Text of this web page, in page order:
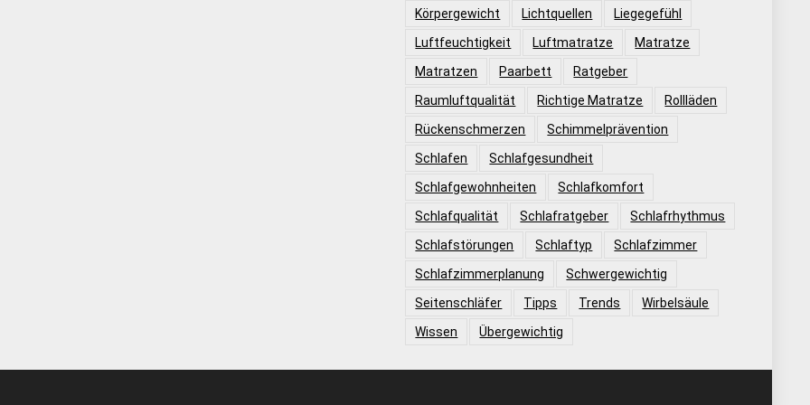
Körpergewicht
Lichtquellen
Liegegefühl
Luftfeuchtigkeit
Luftmatratze
Matratze
Matratzen
Paarbett
Ratgeber
Raumluftqualität
Richtige Matratze
Rollläden
Rückenschmerzen
Schimmelprävention
Schlafen
Schlafgesundheit
Schlafgewohnheiten
Schlafkomfort
Schlafqualität
Schlafratgeber
Schlafrhythmus
Schlafstörungen
Schlaftyp
Schlafzimmer
Schlafzimmerplanung
Schwergewichtig
Seitenschläfer
Tipps Trends
Wirbelsäule
Wissen
Übergewichtig